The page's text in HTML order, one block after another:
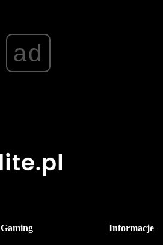
ad
Gaming Informacje